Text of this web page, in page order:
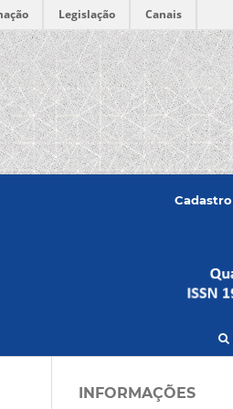
Legislação Canais
Cadastro
INFORMAÇÕES